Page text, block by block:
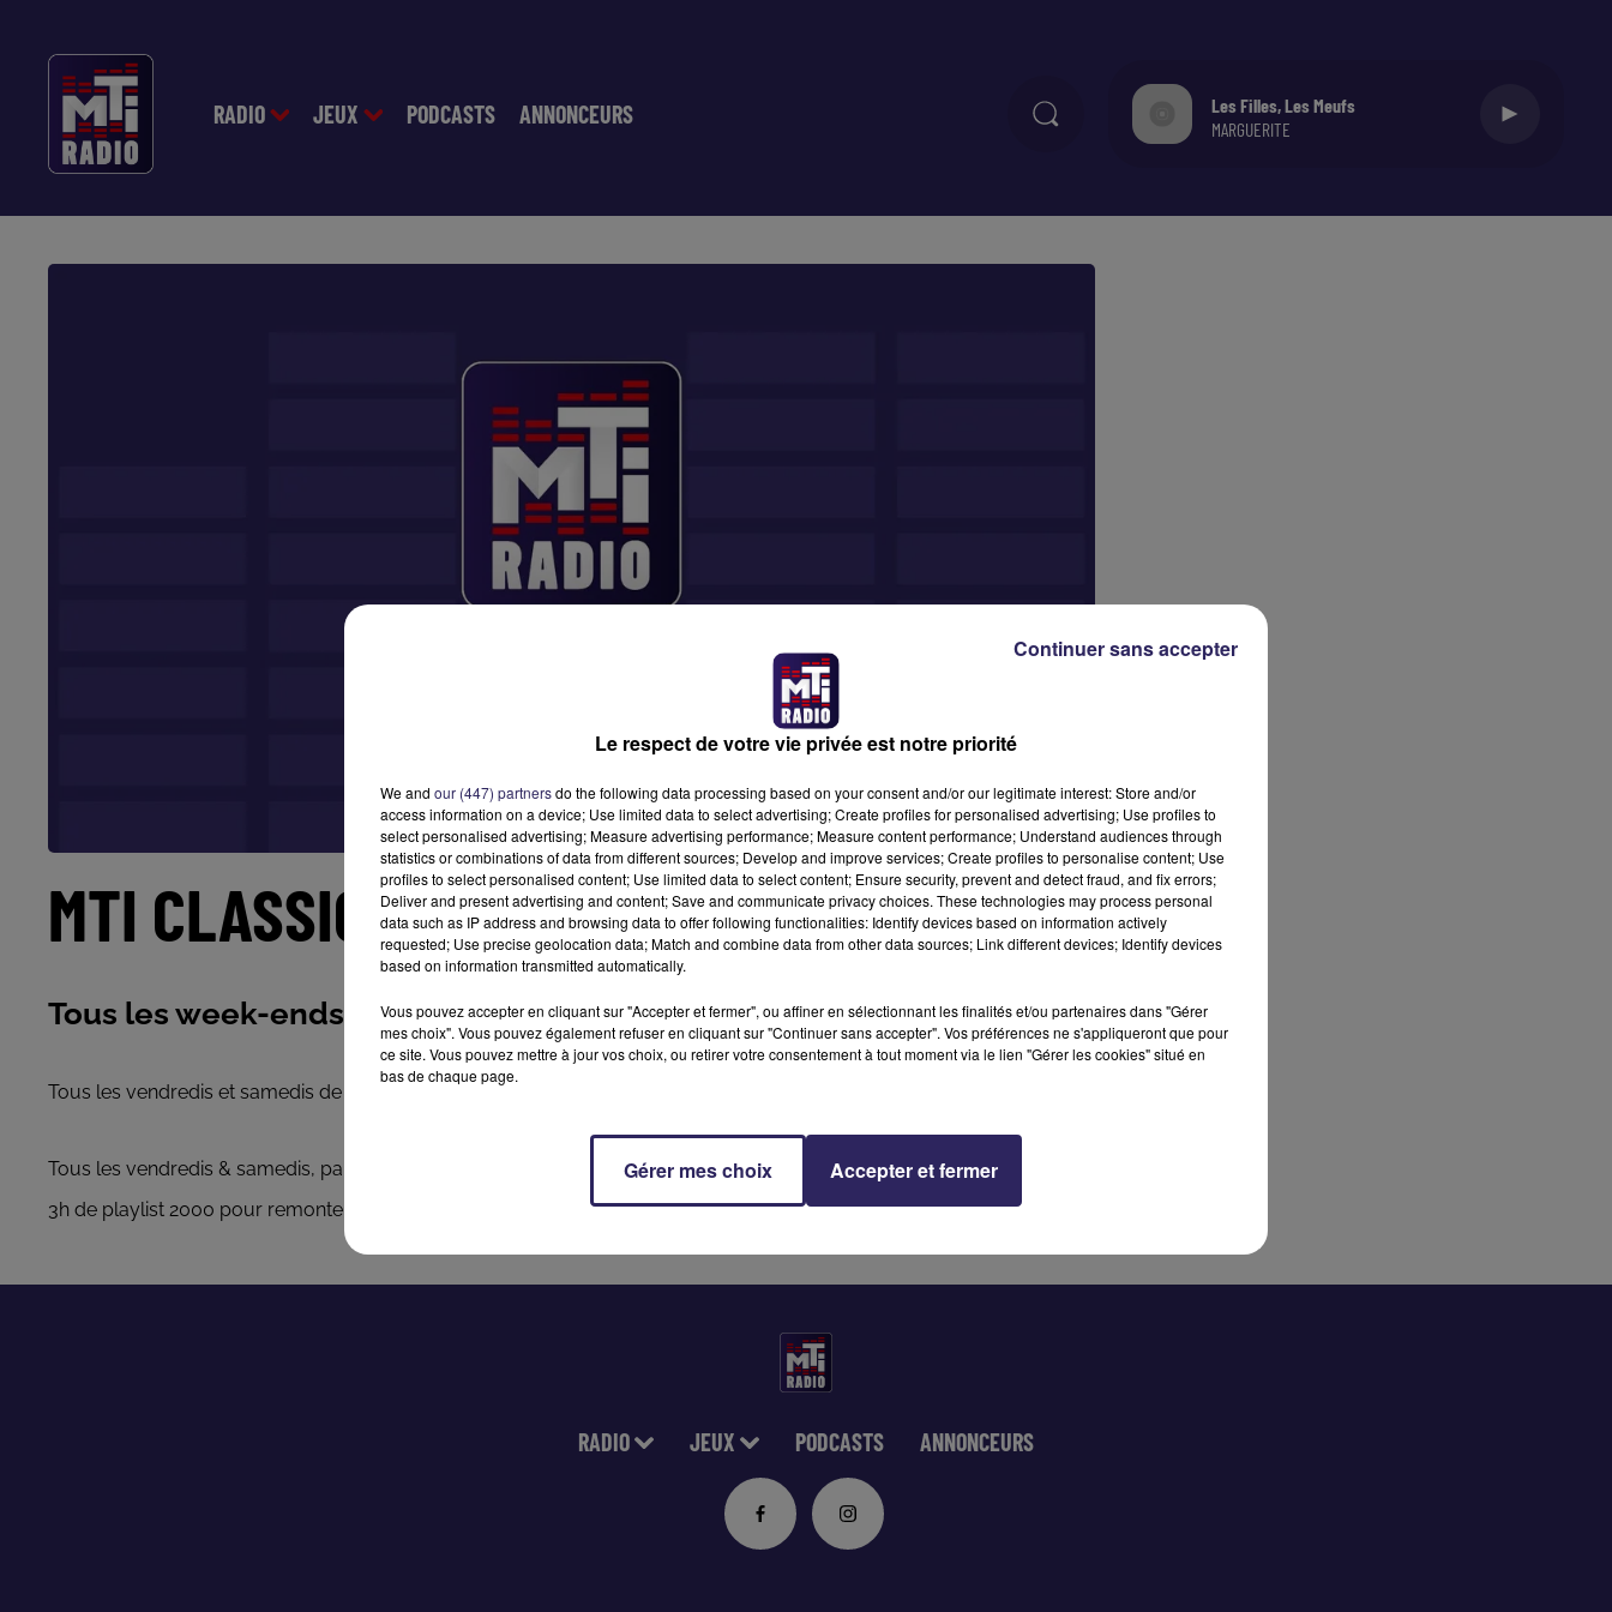
RADIO JEUX PODCASTS ANNONCEURS
Les Filles, Les Meufs
MARGUERITE
MTI CLASSIQUES
Tous les week-ends, remontez le temps pendant 3h !
Tous les vendredis et samedis de 19h00 à 22h00.
Tous les vendredis & samedis, partez en week-end avec le meilleur de vos classiques MTI entre 19h-22h.
3h de playlist 2000 pour remonter le temps et écoutez les hits qui ont fait la légende d’MTI !
RADIO JEUX PODCASTS ANNONCEURS
Le respect de votre vie privée est notre priorité
We and our (447) partnersdo the following data processing based on your consent and/or our legitimate interest: Store and/or
access information on a device; Use limited data to select advertising; Create profiles for personalised advertising; Use profiles to
select personalised advertising; Measure advertising performance; Measure content performance; Understand audiences through
statistics or combinations of data from different sources; Develop and improve services; Create profiles to personalise content; Use
profiles to select personalised content; Use limited data to select content; Ensure security, prevent and detect fraud, and fix errors;
Deliver and present advertising and content; Save and communicate privacy choices. These technologies may process personal
data such as IP address and browsing data to offer following functionalities: Identify devices based on information actively
requested; Use precise geolocation data; Match and combine data from other data sources; Link different devices; Identify devices
based on information transmitted automatically.
Vous pouvez accepter en cliquant sur "Accepter et fermer", ou affiner en sélectionnant les finalités et/ou partenaires dans "Gérer
mes choix". Vous pouvez également refuser en cliquant sur "Continuer sans accepter". Vos préférences ne s'appliqueront que pour
ce site. Vous pouvez mettre à jour vos choix, ou retirer votre consentement à tout moment via le lien "Gérer les cookies" situé en
bas de chaque page.
Gérer mes choix Accepter et fermer
Continuer sans accepter